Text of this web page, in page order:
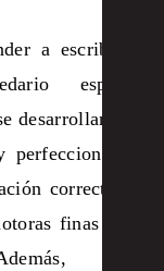
a escribir o
español
desarrollan por
la
correcta de
finas para
tiene